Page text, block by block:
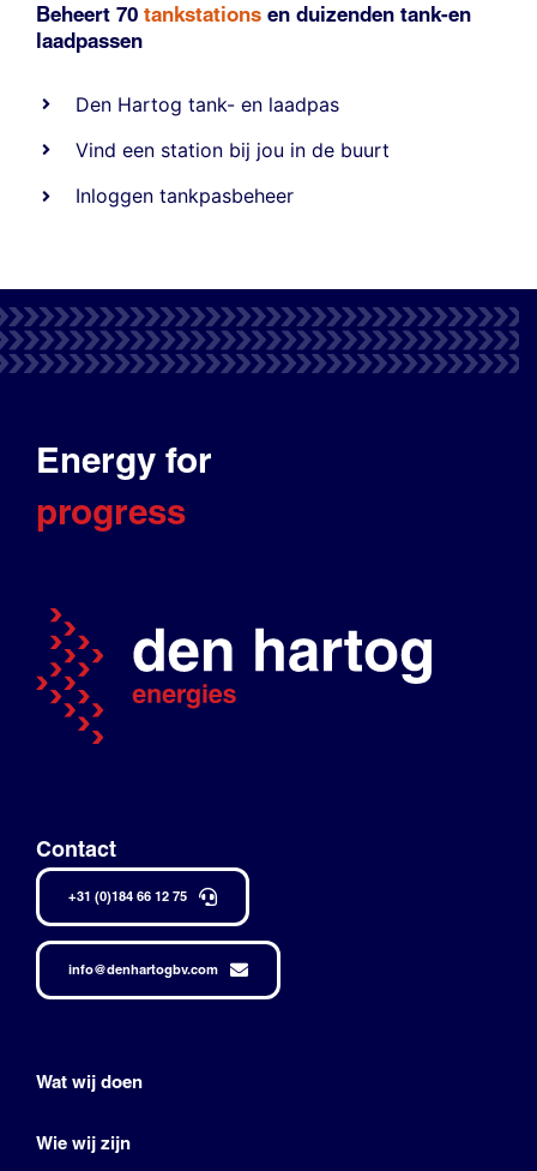
Beheert 70 tankstations en duizenden tank-en
laadpassen
Den Hartog tank- en laadpas
Vind een station bij jou in de buurt
Inloggen tankpasbeheer
Energy for
progress
Contact
+31 (0)184 66 12 75
info@denhartogbv.com
Wat wij doen
Wie wij zijn